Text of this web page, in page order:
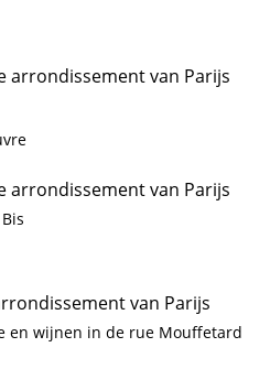
arrondissement van Parijs
arrondissement van Parijs
van Parijs
en wijnen in de rue Mouffetard